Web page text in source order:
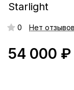
Starlight
0 Нет отзывов
54 000 ₽